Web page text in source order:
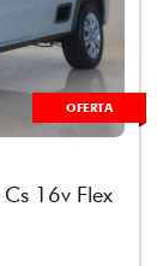
OFERTA
16v Flex